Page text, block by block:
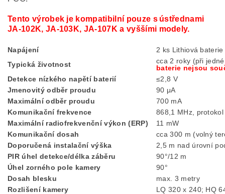
Tento výrobek je kompatibilní pouze s ústřednami
JA-102K, JA-103K, JA-107K a vyššími modely.
Napájení
2 ks Lithiová
Typická životnost
cca 2 roky (při
baterie nejsou
Detekce nízkého napětí baterií
≤2,8 V
Jmenovitý odběr proudu
90 μA
Maximální odběr proudu
700 mA
Komunikační frekvence
868,1 MHz, protokol
Maximální radiofrekvenční výkon (ERP)
11 mW
Komunikační dosah
cca 300 m (volný
Doporučená instalační výška
2,5 m nad úrovní
PIR úhel detekce/délka záběru
90°/12 m
Úhel zorného pole kamery
90°
Dosah blesku
max. 3 metry
Rozlišení kamery
LQ 320 x 240; HQ